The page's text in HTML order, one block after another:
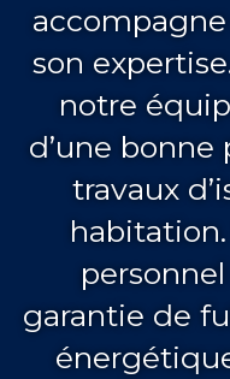
son
notre
d’une bonne
travaux
garantie de